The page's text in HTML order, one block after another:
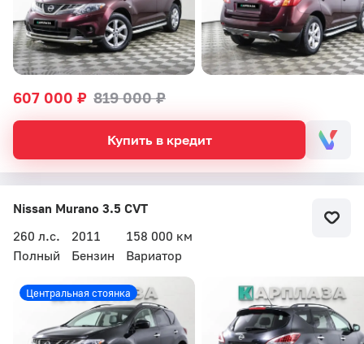
607 000 ₽ 819 000 ₽
Купить в кредит
Бесплатный звонок
Автоцентр Кар Плаза
Nissan Murano 3.5 CVT
260 л.с.
2011
158 000 км
Полный
Бензин Вариатор
Центральная стоянка